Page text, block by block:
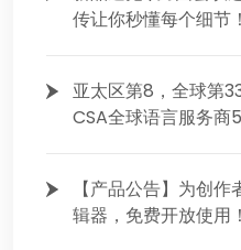
传让你秒懂每个细节！
亚太区第8，全球第
CSA全球语言服务商
【产品公告】为创
辑器，免费开放使用！